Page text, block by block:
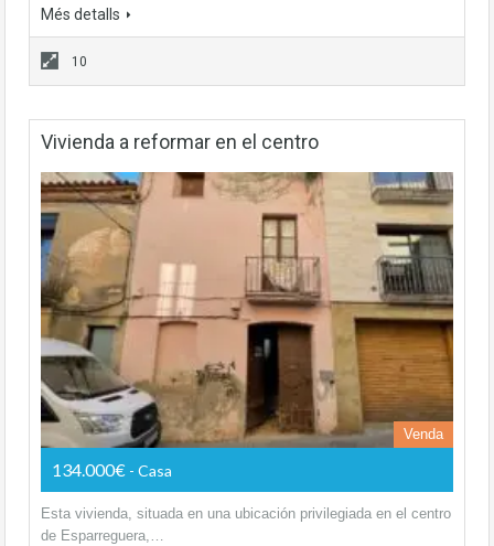
Més detalls
10
Vivienda a reformar en el centro
Venda
134.000€ - Casa
Esta vivienda, situada en una ubicación privilegiada en el centro
de Esparreguera,…